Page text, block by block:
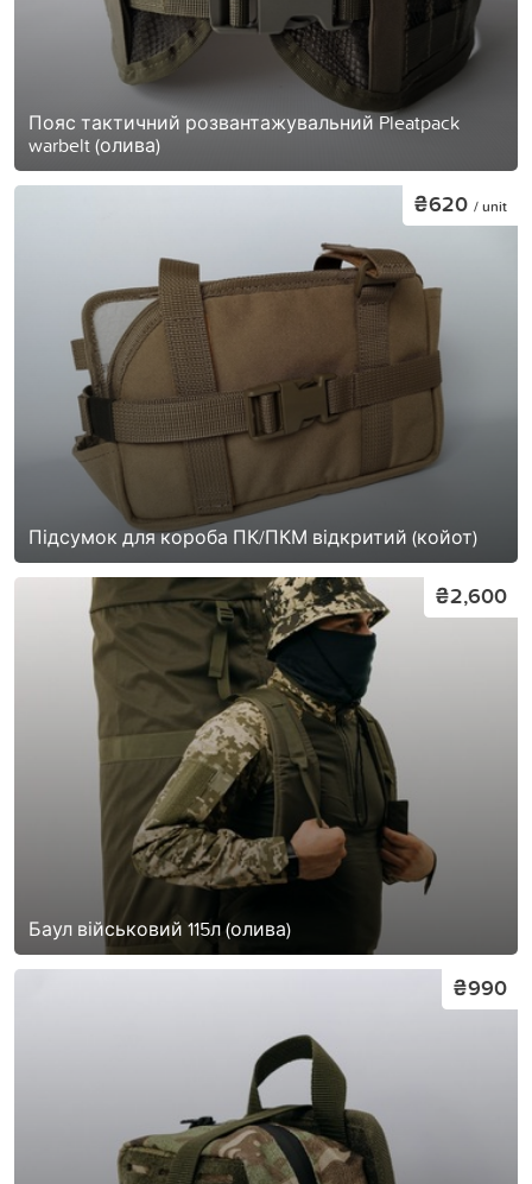
Пояс тактичний розвантажувальний Pleatpack
warbelt (олива)
Підсумок для короба ПК/ПКМ відкритий (койот)
₴620 / unit
Баул військовий 115л (олива)
₴2,600
₴990